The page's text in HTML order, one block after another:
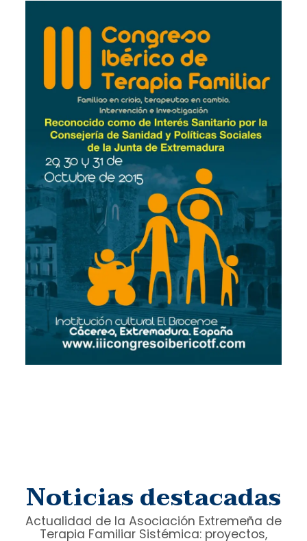
Noticias destacadas
Actualidad de la Asociación Extremeña de
Terapia Familiar Sistémica: proyectos,